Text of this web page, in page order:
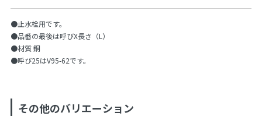
●止水栓用です。
●品番の最後は呼びX長さ（L）
●材質 銅
●呼び25はV95-62です。
その他のバリエーション